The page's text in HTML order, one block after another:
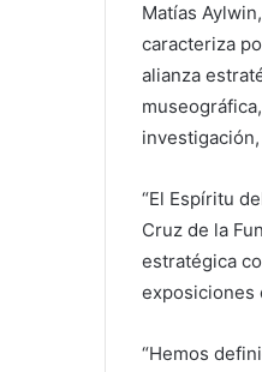
Matías
caracteriza
alianza
“El Espíritu
Cruz de la
estratégica
exposiciones
“Hemos